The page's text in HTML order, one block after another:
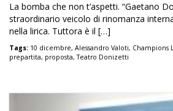
La bomba che non t’aspetti. “Gaetano
straordinario veicolo di rinomanza
nella lirica. Tuttora è il […]
Tags: 10 dicembre, Alessandro Valoti, Champions
prepartita, proposta,Teatro Donizetti